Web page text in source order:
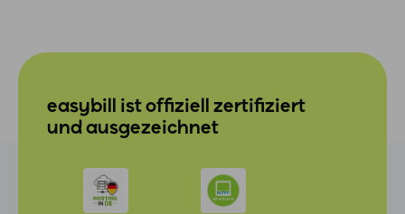
easybill ist offiziell zertifiziert
und ausgezeichnet